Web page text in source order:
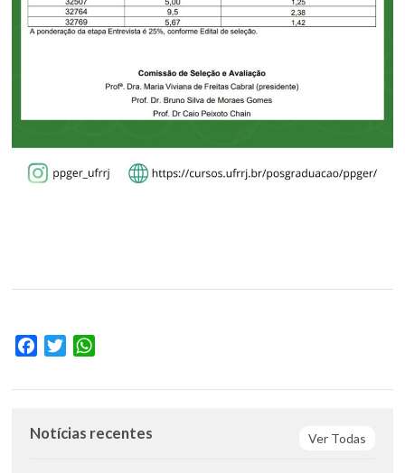
Facebook
Twitter
Ver Todas
Notícias recentes